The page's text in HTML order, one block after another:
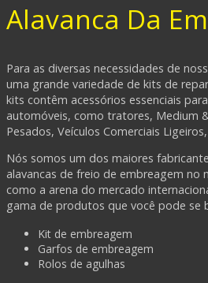
Alavanca Da
Para as diversas necessidades de
uma grande variedade de kits de
kits contêm acessórios essenciais
automóveis, como tratores, Medium
Pesados​​, Veículos Comerciais
Nós somos um dos maiores
alavancas de freio de embreagem no
como a arena do mercado
gama de produtos que você pode se
Kit de embreagem
Garfos de embreagem
Rolos de agulhas